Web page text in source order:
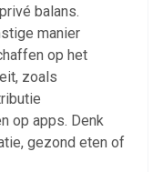
balans.
manier
op het
zoals
op apps. Denk
gezond eten of
in